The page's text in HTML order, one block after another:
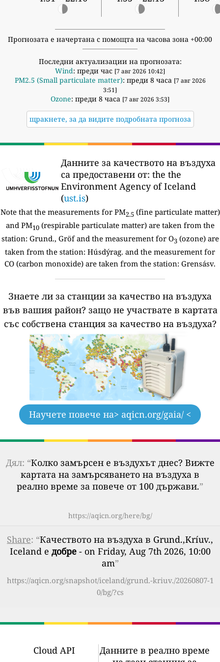
Прогнозата е начертана с помощта на часова зона +00:00
Последни актуализации на прогнозата:
Wind: преди час [7 авг 2026 10:42]
PM2.5 (Small particulate matter): преди 8 часа [7 авг 2026
3:51]
Ozone: преди 8 часа [7 авг 2026 3:53]
щракнете, за да видите подробната прогноза
Данните за качеството на въздуха
са предоставени от: the the
Environment Agency of Iceland
(ust.is)
Note that the measurements for PM2.5 (fine particulate matter)
and PM10(respirable particulate matter) are taken from the
station: Grund., Gröf and the measurement for O3(ozone) are
taken from the station: Húsdýrag. and the measurement for
CO (carbon monoxide) are taken from the station: Grensásv.
Знаете ли за станции за качество на въздуха
във вашия район? защо не участвате в картата
със собствена станция за качество на въздуха?
Научете повече на> aqicn.org/gaia/ <
Дял: “Колко замърсен е въздухът днес? Вижте
картата на замърсяването на въздуха в
реално време за повече от 100 държави.”
https://aqicn.org/here/bg/
Share: “Качеството на въздуха в Grund.,Kríuv.,
Iceland е добре- on Friday, Aug 7th 2026, 10:00
am”
https://aqicn.org/snapshot/iceland/grund.-kriuv./20260807-1
0/bg/?cs
Cloud API
Данните в реално време